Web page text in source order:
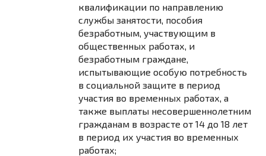
квалификации по направлению
службы занятости, пособия
безработным, участвующим в
общественных работах, и
безработным граждане,
испытывающие особую потребность
в социальной защите в период
участия во временных работах, а
также выплаты несовершеннолетним
гражданам в возрасте от 14 до 18 лет
в период их участия во временных
работах;